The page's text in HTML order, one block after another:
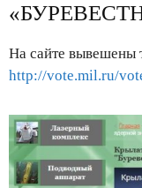
На сайте вывешены
http://vote.mil.ru/